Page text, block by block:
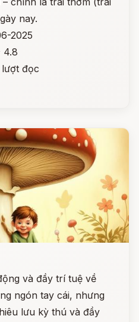
nay.
2025
4.8
đọc
và đầy trí tuệ về
ngón tay cái, nhưng
lưu kỳ thú và đầy